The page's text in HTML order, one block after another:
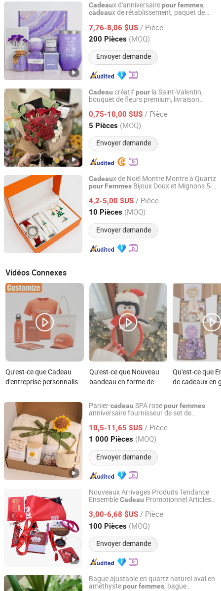
Cadeaux d'anniversairepourfemmes,
cadeaux de rétablissement, paquet de
7,76-8,06 $US / Pièce
200 Pièces (MOQ)
Envoyer demande
Skylark Network Co., Ltd.
Zhejiang, China Depuis 2022
Cadeau créatifpour la Saint-Valentin,
bouquet de fleurs premium, livraison
filles
0,75-10,00 $US / Pièce
5 Pièces (MOQ)
Envoyer demande
Sihang Import and Export Trade (Dazhou) Co., Ltd.
Sichuan, China Depuis 2024
Cadeaux de Noël Montre Montre à Quartz
pour Femmes Bijoux Doux et Mignons 5-
Femmes Cadeau de Nouvel An
4,2-5,00 $US / Pièce
10 Pièces (MOQ)
Envoyer demande
Guangzhou Ningbing Electronic Technology Co., Ltd.
Guangdong, China Depuis 2017
Vidéos Connexes
Qu'est-ce que Cadeau
d'entreprise personnalisé
et femmes, cadeau
promotionnel de luxe
avec stylo en métal,
carnet, papeterie,
publicité, souvenir
Qu'est-ce que Nouveau
bandeau en forme de
enfants, filles et femmes,
cadeau de fête
Qu'est-ce que
de cadeaux en
cadeau
avec tasse,
Panier-cadeau SPA rosepourfemmes
anniversaire fournisseur de set de
10,5-11,65 $US / Pièce
1 000 Pièces (MOQ)
Envoyer demande
Ningbo Gusta Stationery Co., Ltd.
Zhejiang, China Depuis 2015
Nouveaux Arrivages Produits Tendance
EnsembleCadeau Promotionnel Articles
Femme
3,00-6,68 $US / Pièce
100 Pièces (MOQ)
Envoyer demande
Guangzhou Mangou Arts and Crafts Co., Ltd.
Guangdong, China Depuis 2023
Bague ajustable en quartz naturel oval en
améthystepourfemmes, bague